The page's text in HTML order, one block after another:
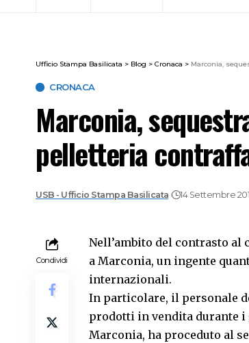
Ufficio Stampa Basilicata > Blog > Cronaca > Marconia,
CRONACA
Marconia,
pelletteria
USB - Ufficio Stampa Basilicata 14 Settembre
Condividi
Nell’ambito del contrasto al
a Marconia, un ingente
internazionali.
In particolare, il personale
prodotti in vendita durante i
Marconia, ha proceduto al